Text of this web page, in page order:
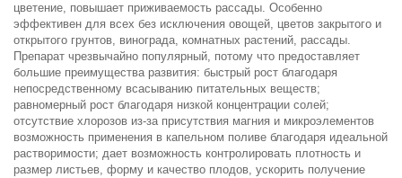
цветение, повышает приживаемость рассады. Особенно
эффективен для всех без исключения овощей, цветов закрытого и
открытого грунтов, винограда, комнатных растений, рассады.
Препарат чрезвычайно популярный, потому что предоставляет
большие преимущества развития: быстрый рост благодаря
непосредственному всасыванию питательных веществ;
равномерный рост благодаря низкой концентрации солей;
отсутствие хлорозов из-за присутствия магния и микроэлементов
возможность применения в капельном поливе благодаря идеальной
растворимости; дает возможность контролировать плотность и
размер листьев, форму и качество плодов, ускорить получение